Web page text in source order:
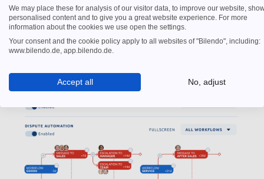
überfordern. Zudem führen intelligente Features
oft zu einem spürbaren Mehrwert, zum Beispiel
im Mahnwesen.
We may place these for analysis of our visitor data, to improve our website,
personalised content and to give you a great website experience. For more
information about the cookies we use open the settings.
Your consent and the cookie policy apply to all websites of "Bilendo", including:
www.bilendo.de, app.bilendo.de.
Accept all No, adjust